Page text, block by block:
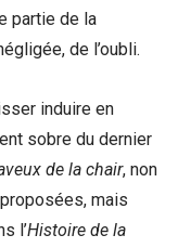
partie de la
de l’oubli.
induire en
sobre du dernier
de la chair, non
mais
l’Histoire de la